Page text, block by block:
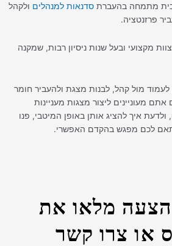
מתמחה בהעברת סדנאות למנהלים ולקהל
פרזנטציה.
מקצועי ובעל שנות ניסיון רבות, שמקנה
לעמוד מול קהל, לבנות מצגת ולהעביר חומר
מעוניינים ליצור מצגות מעניינות
איך להציג אותן באופן המיטבי, פנו
לכם מפגש בהקדם האפשרי.
מלאו את
או צרו קשר